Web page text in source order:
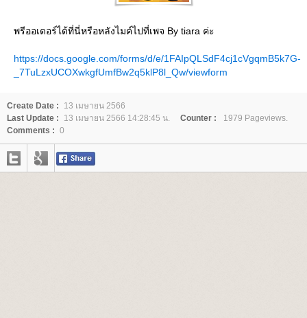
พรีออเดอร์ได้ที่นี่หรือหลังไมค์ไปที่เพจ By tiara ค่ะ
https://docs.google.com/forms/d/e/1FAIpQLSdF4cj1cVgqmB5k7G-
_7TuLzxUCOXwkgfUmfBw2q5klP8l_Qw/viewform
Create Date :
13 เมษายน 2566
Last Update :
13 เมษายน 2566 14:28:45 น. Counter :
1979 Pageviews.
Comments : 0